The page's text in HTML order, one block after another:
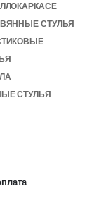
СТУЛЬЯ
СТУЛЬЯ